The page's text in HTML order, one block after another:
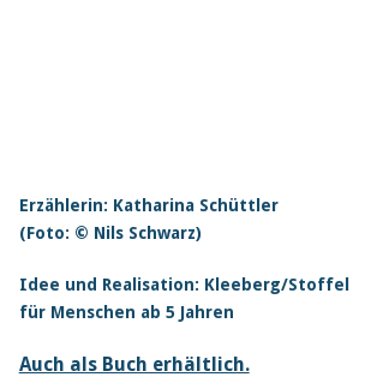
Erzählerin: Katharina Schüttler
(Foto: © Nils Schwarz)
Idee und Realisation: Kleeberg/Stoffel
für Menschen ab 5 Jahren
Auch als Buch erhältlich.